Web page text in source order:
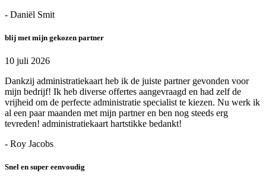
- Daniël Smit
blij met mijn gekozen partner
10 juli 2026
Dankzij administratiekaart heb ik de juiste partner gevonden voor
mijn bedrijf! Ik heb diverse offertes aangevraagd en had zelf de
vrijheid om de perfecte administratie specialist te kiezen. Nu werk ik
al een paar maanden met mijn partner en ben nog steeds erg
tevreden! administratiekaart hartstikke bedankt!
- Roy Jacobs
Snel en super eenvoudig